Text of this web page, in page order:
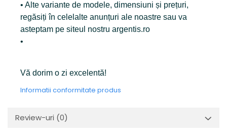
• Alte variante de modele, dimensiuni și prețuri,
regăsiți în celelalte anunțuri ale noastre sau va
asteptam pe siteul nostru argentis.ro
•
Vă dorim o zi excelentă!
Informatii conformitate produs
Review-uri (0)